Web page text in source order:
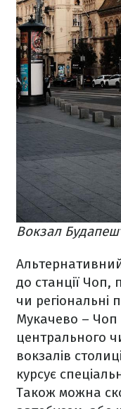
Вокзал
до станції Чоп,
чи регіональні
Мукачево –
центрального
вокзалів
курсує
Також можна